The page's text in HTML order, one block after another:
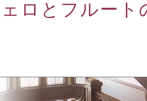
ロとフルー